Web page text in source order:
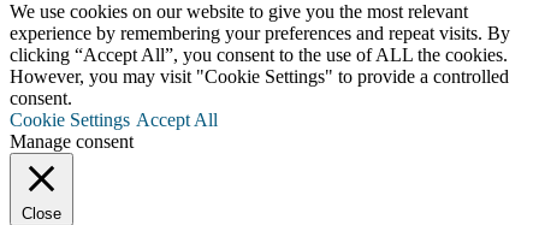
We use cookies on our website to give you the most relevant
experience by remembering your preferences and repeat visits. By
clicking “Accept All”, you consent to the use of ALL the cookies.
However, you may visit "Cookie Settings" to provide a controlled
consent.
Cookie Settings Accept All
Manage consent
Close